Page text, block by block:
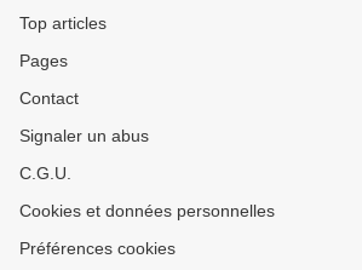
Top articles
Pages
Contact
Signaler un abus
C.G.U.
Cookies et données personnelles
Préférences cookies